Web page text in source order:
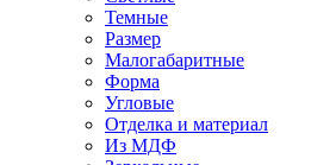
Темные
Размер
Малогабаритные
Форма
Угловые
Отделка и материал
Из МДФ